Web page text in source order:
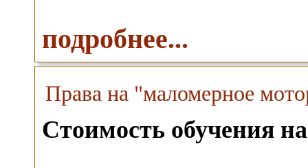
подробнее...
Права на "маломерное
Стоимость обучения